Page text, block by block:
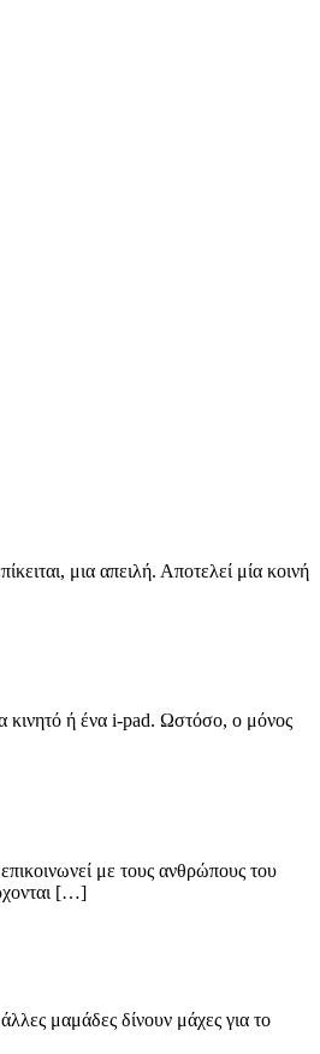
μια απειλή. Αποτελεί μία κοινή
κινητό ή ένα i-pad. Ωστόσο, ο μόνος
με τους ανθρώπους του
[…]
μαμάδες δίνουν μάχες για το